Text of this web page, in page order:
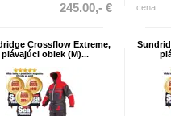
245.00,- € cena
Crossflow Extreme,
plávajúci oblek (M)...